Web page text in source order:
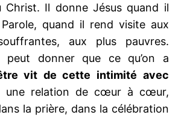
Christ. Il donne Jésus quand il
quand il rend visite aux
aux plus pauvres.
donner que ce qu’on a
vit de cette intimité avec
une relation de cœur à cœur,
la prière, dans la célébration